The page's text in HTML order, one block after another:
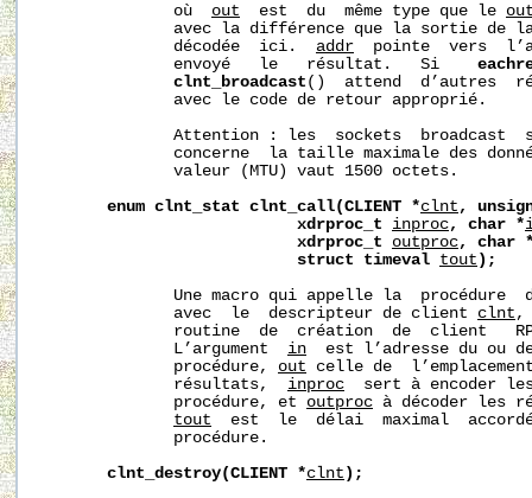
              où
out
  est  du  même type que le
avec la différence que la sortie de
              décodée  ici.
addr
pointe  vers
              envoyé   le   résultat.   Si
clnt_broadcast ()  attend  d’autres
              avec le code de retour approprié.
Attention : les  sockets  broadcast
concerne  la taille maximale des
              valeur (MTU) vaut 1500 octets.
enum clnt_stat clnt_call(CLIENT *clnt ,
xdrproc_t
inproc, char *
xdrproc_t
outproc, char
struct
timeval tout );
Une macro qui appelle la  procédure
              avec  le  descripteur de client
clnt ,
routine  de  création  de  client
              L’argument
in
est l’adresse du ou
              procédure,
out celle de
              résultats,
inproc
sert à encoder
              procédure, et
outproc à décoder les
tout
est  le  délai  maximal
              procédure.
clnt_destroy(CLIENT *clnt );